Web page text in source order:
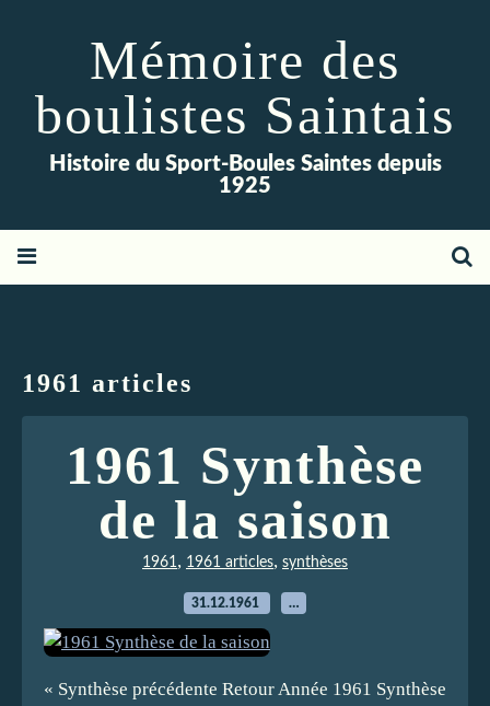
Mémoire des
boulistes Saintais
Histoire du Sport-Boules Saintes depuis
1925
1961 articles
1961 Synthèse
de la saison
1961, 1961 articles, synthèses
31.12.1961 …
« Synthèse précédente Retour Année 1961 Synthèse